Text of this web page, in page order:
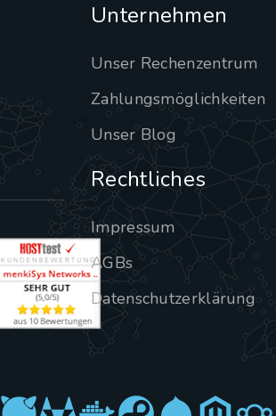
Unternehmen
Unser Rechenzentrum
Zahlungsmöglichkeiten
Unser Blog
Rechtliches
Impressum
AGBs
Datenschutzerklärung